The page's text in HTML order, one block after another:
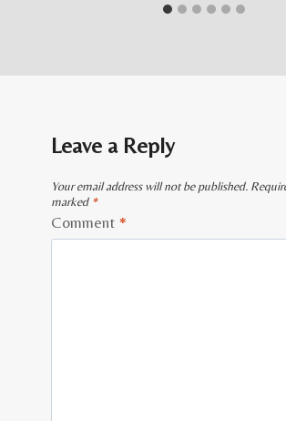
Leave a Reply
Your email address will not be published.
marked *
Comment *